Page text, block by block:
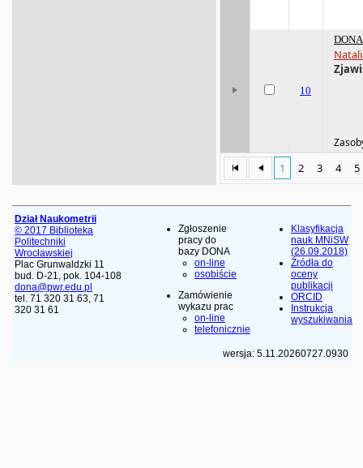
1 2 3 4 5
10
Dział Naukometrii
© 2017 Biblioteka
Politechniki
Wrocławskiej
Plac Grunwaldzki 11
bud. D-21, pok. 104-108
dona@pwr.edu.pl
tel. 71 320 31 63, 71
320 31 61
Zgłoszenie
pracy do
bazy DONA
on-line
osobiście
Zamówienie
wykazu prac
on-line
telefonicznie
Klasyfikacja
nauk MNiSW
(26.09.2018)
Źródła do
oceny
publikacji
ORCID
Instrukcja
wyszukiwania
wersja: 5.11.20260727.0930